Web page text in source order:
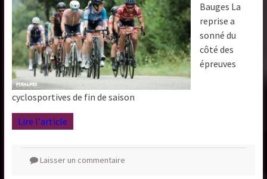
Bauges La
reprise a
sonné du
côté des
épreuves
cyclosportives de fin de saison
Lire l'article
Laisser un commentaire